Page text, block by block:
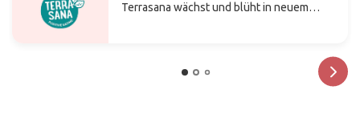
Terrasana wächst und blüht in neuem